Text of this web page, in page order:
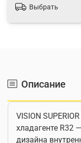
Выбрать
Описание
VISION
хладагенте R32
дизайна